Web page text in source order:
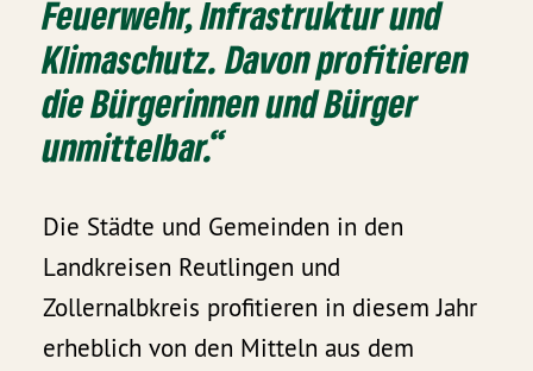
Feuerwehr, Infrastruktur und
Klimaschutz. Davon profitieren
die Bürgerinnen und Bürger
unmittelbar.“
Die Städte und Gemeinden in den
Landkreisen Reutlingen und
Zollernalbkreis profitieren in diesem Jahr
erheblich von den Mitteln aus dem